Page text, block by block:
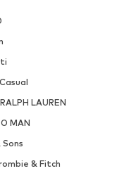
LAUREN
MAN
Sons
& Fitch